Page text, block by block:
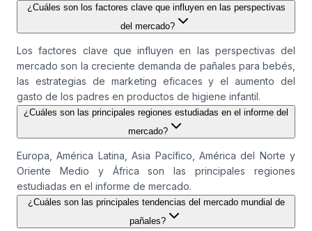
¿Cuáles son los factores clave que influyen en las perspectivas
del mercado?
Los factores clave que influyen en las perspectivas del
mercado son la creciente demanda de pañales para bebés,
las estrategias de marketing eficaces y el aumento del
gasto de los padres en productos de higiene infantil.
¿Cuáles son las principales regiones estudiadas en el informe del
mercado?
Europa, América Latina, Asia Pacífico, América del Norte y
Oriente Medio y África son las principales regiones
estudiadas en el informe de mercado.
¿Cuáles son las principales tendencias del mercado mundial de
pañales?